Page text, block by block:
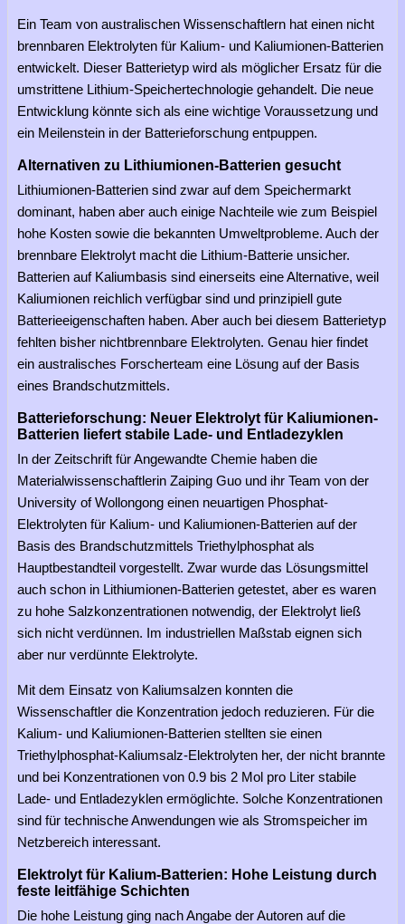
Ein Team von australischen Wissenschaftlern hat einen nicht
brennbaren Elektrolyten für Kalium- und Kaliumionen-Batterien
entwickelt. Dieser Batterietyp wird als möglicher Ersatz für die
umstrittene Lithium-Speichertechnologie gehandelt. Die neue
Entwicklung könnte sich als eine wichtige Voraussetzung und
ein Meilenstein in der Batterieforschung entpuppen.
Alternativen zu Lithiumionen-Batterien gesucht
Lithiumionen-Batterien sind zwar auf dem Speichermarkt
dominant, haben aber auch einige Nachteile wie zum Beispiel
hohe Kosten sowie die bekannten Umweltprobleme. Auch der
brennbare Elektrolyt macht die Lithium-Batterie unsicher.
Batterien auf Kaliumbasis sind einerseits eine Alternative, weil
Kaliumionen reichlich verfügbar sind und prinzipiell gute
Batterieeigenschaften haben. Aber auch bei diesem Batterietyp
fehlten bisher nichtbrennbare Elektrolyten. Genau hier findet
ein australisches Forscherteam eine Lösung auf der Basis
eines Brandschutzmittels.
Batterieforschung: Neuer Elektrolyt für Kaliumionen-
Batterien liefert stabile Lade- und Entladezyklen
In der Zeitschrift für Angewandte Chemie haben die
Materialwissenschaftlerin Zaiping Guo und ihr Team von der
University of Wollongong einen neuartigen Phosphat-
Elektrolyten für Kalium- und Kaliumionen-Batterien auf der
Basis des Brandschutzmittels Triethylphosphat als
Hauptbestandteil vorgestellt. Zwar wurde das Lösungsmittel
auch schon in Lithiumionen-Batterien getestet, aber es waren
zu hohe Salzkonzentrationen notwendig, der Elektrolyt ließ
sich nicht verdünnen. Im industriellen Maßstab eignen sich
aber nur verdünnte Elektrolyte.
Mit dem Einsatz von Kaliumsalzen konnten die
Wissenschaftler die Konzentration jedoch reduzieren. Für die
Kalium- und Kaliumionen-Batterien stellten sie einen
Triethylphosphat-Kaliumsalz-Elektrolyten her, der nicht brannte
und bei Konzentrationen von 0.9 bis 2 Mol pro Liter stabile
Lade- und Entladezyklen ermöglichte. Solche Konzentrationen
sind für technische Anwendungen wie als Stromspeicher im
Netzbereich interessant.
Elektrolyt für Kalium-Batterien: Hohe Leistung durch
feste leitfähige Schichten
Die hohe Leistung ging nach Angabe der Autoren auf die